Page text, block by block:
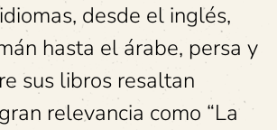
desde el inglés,
hasta el árabe, persa y
sus libros resaltan
relevancia como “La